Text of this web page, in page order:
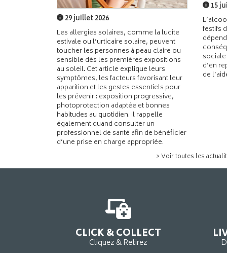
29 juillet 2026
Les allergies solaires, comme la lucite
estivale ou l’urticaire solaire, peuvent
toucher les personnes à peau claire ou
sensible dès les premières expositions
au soleil. Cet article explique leurs
symptômes, les facteurs favorisant leur
apparition et les gestes essentiels pour
les prévenir : exposition progressive,
photoprotection adaptée et bonnes
habitudes au quotidien. Il rappelle
également quand consulter un
professionnel de santé afin de bénéficier
d’une prise en charge appropriée.
15
festifs
d’en
de
> Voir toutes les
CLICK & COLLECT
Cliquez & Retirez